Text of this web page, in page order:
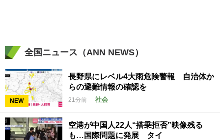
全国ニュース（ANN NEWS）
NEW
長野県にレベル4大雨危険警報 自治体か
らの避難情報の確認を
21分前 社会
空港が中国人22人“搭乗拒否”映像残る
も…国際問題に発展 タイ